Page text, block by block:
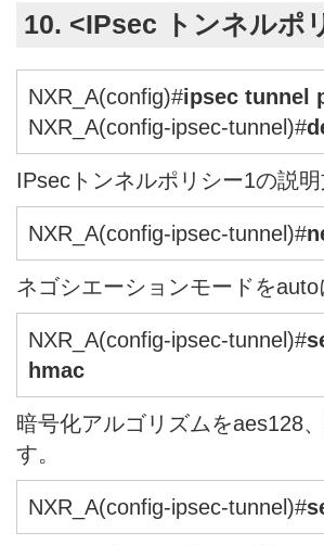
10. <IPsec トンネルポ
NXR_A(config)#ipsec tunnel
NXR_A(config-ipsec-tunnel)#
IPsecトンネルポリシー1の説
NXR_A(config-ipsec-tunnel)#
ネゴシエーションモードをauto
NXR_A(config-ipsec-tunnel)#
hmac
暗号化アルゴリズムをaes128
す。
NXR_A(config-ipsec-tunnel)#